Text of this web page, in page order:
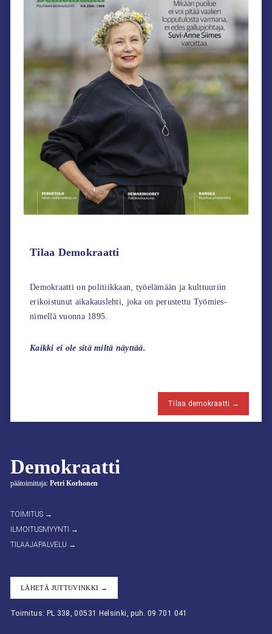
Demokraatti
päätoimittaja: Petri Korhonen
TOIMITUS →
ILMOITUSMYYNTI →
TILAAJAPALVELU →
LÄHETÄ JUTTUVINKKI →
Toimitus: PL 338, 00531 Helsinki, puh. 09 701 041
Tilaa Demokraatti
Demokraatti on politiikkaan, työelämään ja kulttuuriin
erikoistunut aikakauslehti, joka on perustettu Työmies-
nimellä vuonna 1895.
Kaikki ei ole sitä miltä näyttää.
Tilaa demokraatti →